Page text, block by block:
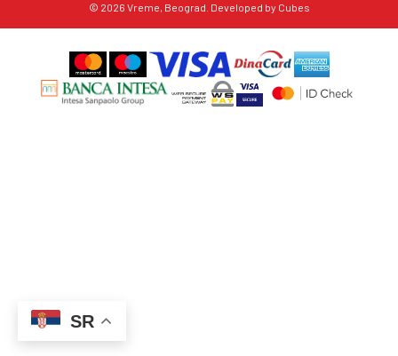
© 2026 Vreme, Beograd. Developed by Cubes
SR